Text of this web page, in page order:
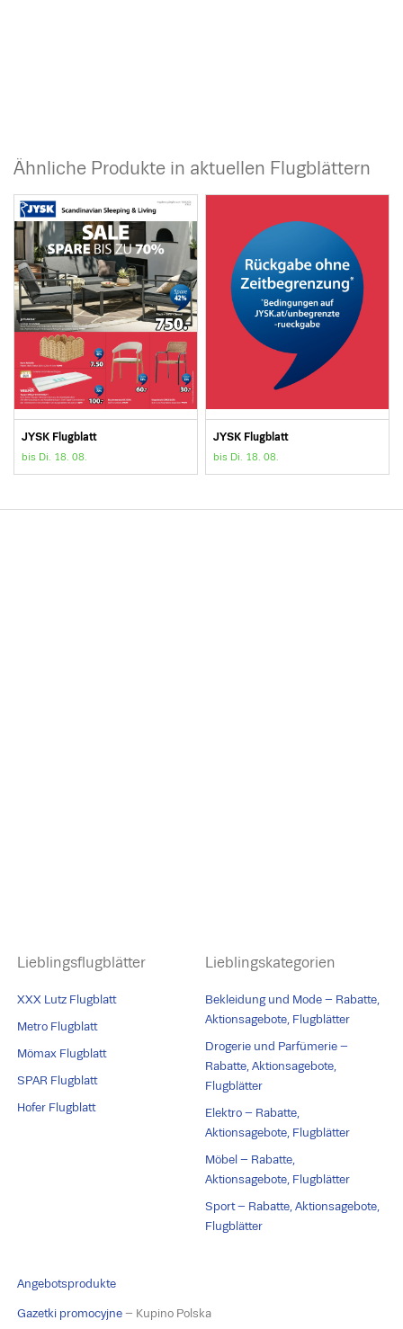
Ähnliche Produkte in aktuellen Flugblättern
JYSK Flugblatt
bis Di. 18. 08.
JYSK Flugblatt
bis Di. 18. 08.
Lieblingsflugblätter
XXX Lutz Flugblatt
Metro Flugblatt
Mömax Flugblatt
SPAR Flugblatt
Hofer Flugblatt
Lieblingskategorien
Bekleidung und Mode – Rabatte,
Aktionsagebote, Flugblätter
Drogerie und Parfümerie –
Rabatte, Aktionsagebote,
Flugblätter
Elektro – Rabatte,
Aktionsagebote, Flugblätter
Möbel – Rabatte,
Aktionsagebote, Flugblätter
Sport – Rabatte, Aktionsagebote,
Flugblätter
Angebotsprodukte
Gazetki promocyjne – Kupino Polska